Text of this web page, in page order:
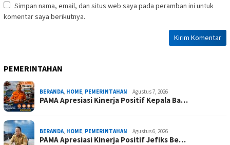
Simpan nama, email, dan situs web saya pada peramban ini untuk
komentar saya berikutnya.
PEMERINTAHAN
BERANDA, HOME, PEMERINTAHAN Agustus 7, 2026
PAMA Apresiasi Kinerja Positif Kepala Ba…
BERANDA, HOME, PEMERINTAHAN Agustus 6, 2026
PAMA Apresiasi Kinerja Positif Jefiks Be…